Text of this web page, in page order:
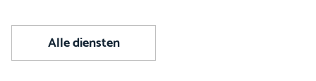
Alle diensten